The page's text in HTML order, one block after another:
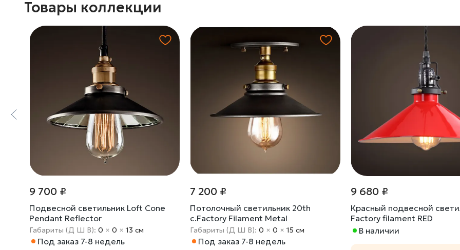
Товары коллекции
9 700 ₽
Подвесной светильник Loft Cone
Pendant Reflector
Габариты (Д Ш В):0 ×0 ×13 cм
Под заказ 7-8 недель
7 200 ₽
Потолочный светильник 20th
c.Factory Filament Metal
Габариты (Д Ш В):0 ×0 ×15 cм
Под заказ 7-8 недель
9 680 ₽
Красный подвесной
Factory filament RED
В наличии